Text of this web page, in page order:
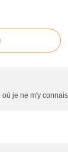
je ne m'y